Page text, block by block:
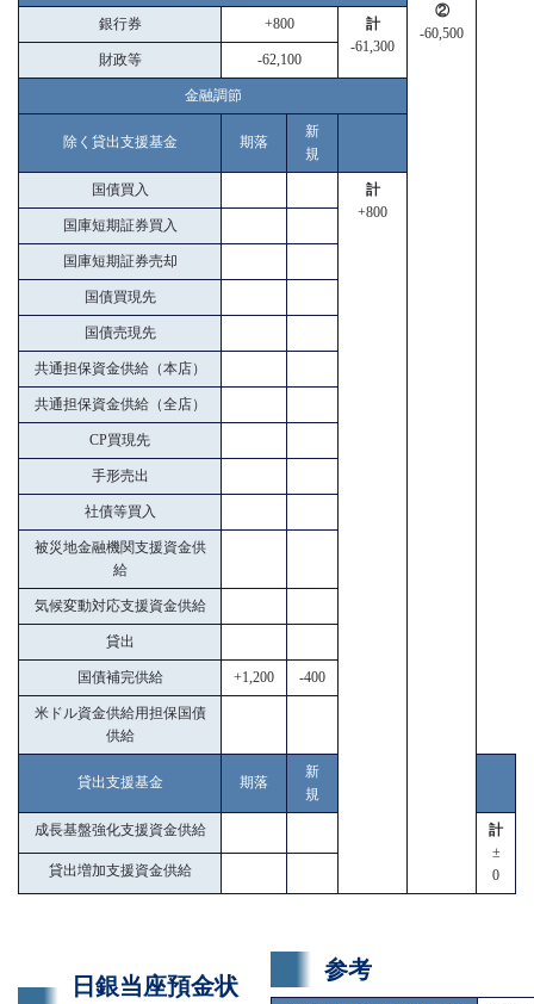
②
-60,500
銀行券 +800
計
-61,300
財政等 -62,100
金融調節
除く貸出支援基金 期落
新
規
国債買入
計
+800
国庫短期証券買入
国庫短期証券売却
国債買現先
国債売現先
共通担保資金供給（本店）
共通担保資金供給（全店）
CP買現先
手形売出
社債等買入
被災地金融機関支援資金供
給
気候変動対応支援資金供給
貸出
国債補完供給 +1,200 -400
米ドル資金供給用担保国債
供給
貸出支援基金 期落
新
規
成長基盤強化支援資金供給
計
±
0
貸出増加支援資金供給
日銀当座預金状
参考